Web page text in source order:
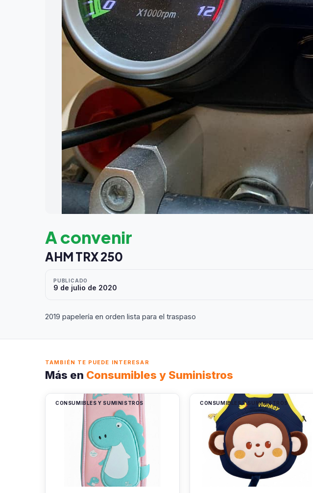
A convenir
AHM TRX 250
PUBLICADO
9 de julio de 2020
2019 papelería en orden lista para el traspaso
TAMBIÉN TE PUEDE INTERESAR
Más en Consumibles y Suministros
CONSUMIBLES Y SUMINISTROS CONSUMIBLES Y SUMINISTROS